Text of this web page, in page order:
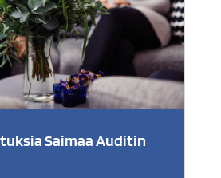
Saimaa Auditin